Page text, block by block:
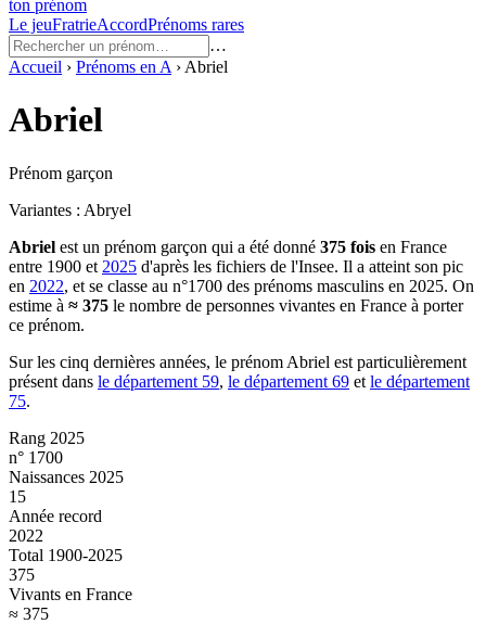
ton prénom
Le jeuFratrieAccordPrénoms rares
…
Accueil › Prénoms en A › Abriel
Abriel
Prénom garçon
Variantes : Abryel
Abriel est un prénom garçon qui a été donné 375 fois en France
entre 1900 et 2025 d'après les fichiers de l'Insee. Il a atteint son pic
en 2022, et se classe au n°1700 des prénoms masculins en 2025. On
estime à ≈ 375 le nombre de personnes vivantes en France à porter
ce prénom.
Sur les cinq dernières années, le prénom Abriel est particulièrement
présent dans le département 59, le département 69 et le département
75.
Rang 2025
n° 1700
Naissances 2025
15
Année record
2022
Total 1900-2025
375
Vivants en France
≈ 375